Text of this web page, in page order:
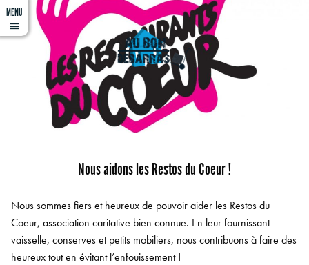
MENU
Not empty, haha
Nous aidons les Restos du Coeur !
Nous sommes fiers et heureux de pouvoir aider les Restos du
Coeur, association caritative bien connue. En leur fournissant
vaisselle, conserves et petits mobiliers, nous contribuons à faire des
heureux tout en évitant l’enfouissement !